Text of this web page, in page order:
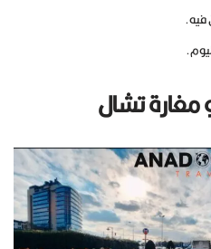
فيه.
مغارة تشال